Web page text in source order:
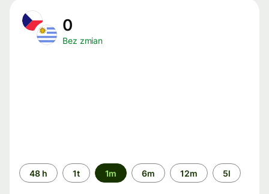
0
Bez zmian
Przedział
czasu
48 h 1t 1m 6m 12m 5l